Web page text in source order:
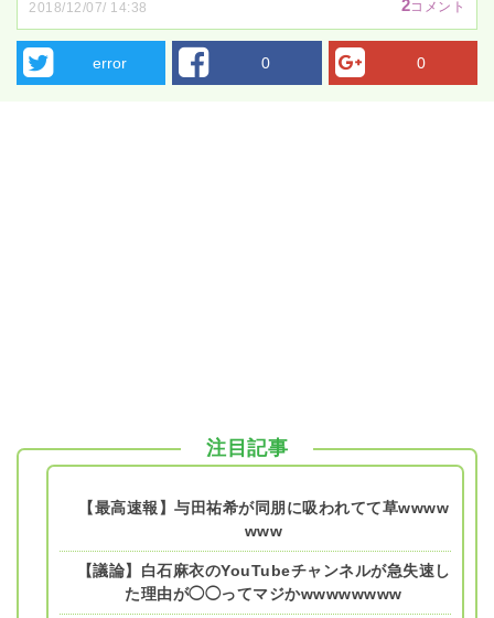
2018/12/07/ 14:38 2コメント
error 0 0
注目記事
【最高速報】与田祐希が同朋に吸われてて草wwww
www
【議論】白石麻衣のYouTubeチャンネルが急失速し
た理由が◯◯ってマジかwwwwwwww